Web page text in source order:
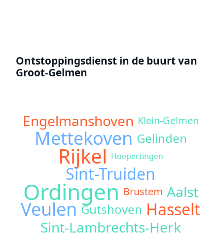
Ontstoppingsdienst in de buurt van
Groot-Gelmen
Engelmanshoven Klein-Gelmen
Mettekoven Gelinden
Rijkel Hoepertingen
Sint-Truiden
Ordingen Brustem Aalst
Veulen Gutshoven Hasselt
Sint-Lambrechts-Herk